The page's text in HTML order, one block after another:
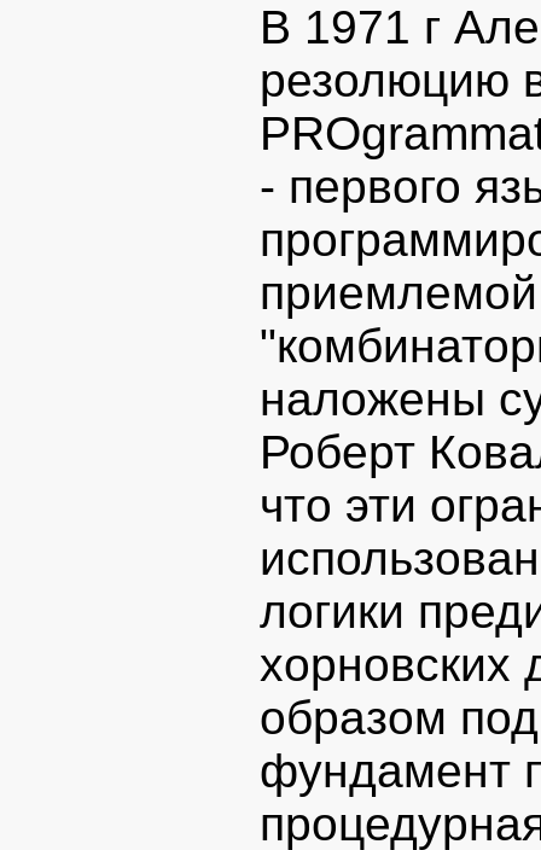
В 1971 г
резолюцию
- первого
наложены
Роберт
что эти
логики
хорновских
образом
фундамент